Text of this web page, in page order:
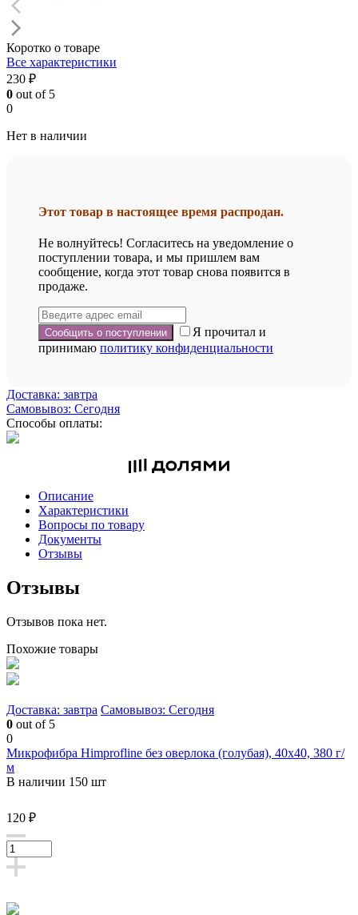
Коротко о товаре
Все характеристики
230 ₽
0 out of 5
0
Нет в наличии
Этот товар в настоящее время распродан.
Не волнуйтесь! Согласитесь на уведомление о
поступлении товара, и мы пришлем вам
сообщение, когда этот товар снова появится в
продаже.
Я прочитал и
принимаю политику конфиденциальности
Доставка: завтра
Самовывоз: Сегодня
Способы оплаты:
Описание
Характеристики
Вопросы по товару
Документы
Отзывы
Отзывы
Отзывов пока нет.
Похожие товары
Доставка: завтра Самовывоз: Сегодня
0 out of 5
0
Микрофибра Himprofline без оверлока (голубая), 40x40, 380 г/
м
В наличии 150 шт
120 ₽